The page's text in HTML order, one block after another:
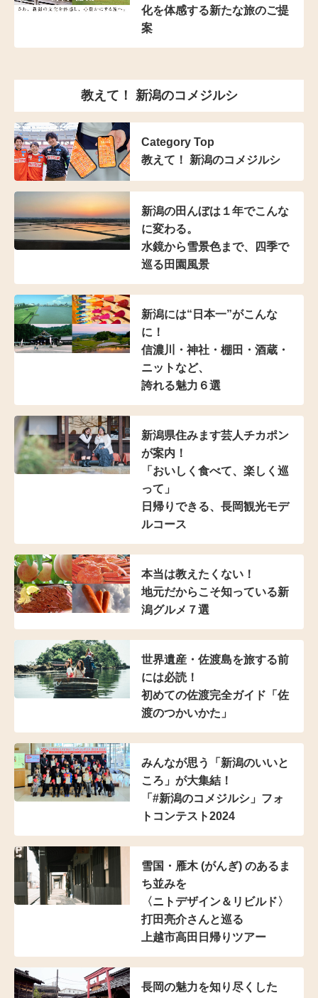
化を体感する新たな旅のご提
案
教えて！ 新潟のコメジルシ
Category Top
教えて！ 新潟のコメジルシ
新潟の田んぼは １年でこんな
に変わる。
水鏡から雪景色まで、
四季で
巡る田園風景
新潟には“日本一”がこんな
に！
信濃川・神社・棚田・ 酒蔵・
ニットなど、
誇れる魅力６選
新潟県住みます芸人チカポン
が案内！
「おいしく食べて、 楽しく巡
って」
日帰りできる、 長岡観光モデ
ルコース
本当は教えたくない！
地元だからこそ知っている新
潟グルメ７選
世界遺産・佐渡島を旅する前
には必読！
初めての佐渡完全ガイド 「佐
渡のつかいかた」
みんなが思う
「新潟のいいと
ころ」が大集結！
「#新潟のコメジルシ」 フォ
トコンテスト2024
雪国・雁木 (がんぎ) のある ま
ち並みを
〈ニトデザイン＆リビルド〉
打田亮介さんと巡る
上越市高田日帰りツアー
長岡の魅力を知り尽くした